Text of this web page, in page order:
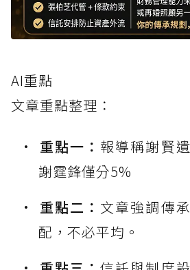
AI重點
文章重點整理：
重點一： 報導稱謝賢
謝霆鋒僅分5%
重點二： 文章強調傳
配，不必平均。